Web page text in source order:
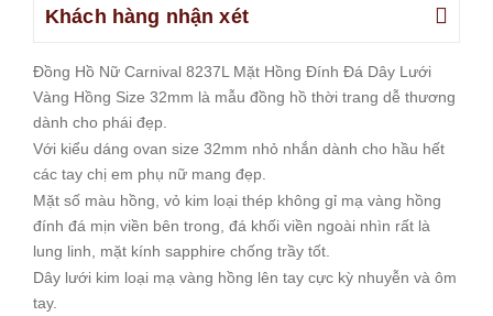
Khách hàng nhận xét
Đồng Hồ Nữ Carnival 8237L Mặt Hồng Đính Đá Dây Lưới
Vàng Hồng Size 32mm là mẫu đồng hồ thời trang dễ thương
dành cho phái đẹp.
Với kiểu dáng ovan size 32mm nhỏ nhắn dành cho hầu hết
các tay chị em phụ nữ mang đẹp.
Mặt số màu hồng, vỏ kim loại thép không gỉ mạ vàng hồng
đính đá mịn viền bên trong, đá khối viền ngoài nhìn rất là
lung linh, mặt kính sapphire chống trầy tốt.
Dây lưới kim loại mạ vàng hồng lên tay cực kỳ nhuyễn và ôm
tay.